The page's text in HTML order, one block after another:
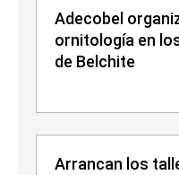
Adecobel
ornitología en
de Belchite
Arrancan los